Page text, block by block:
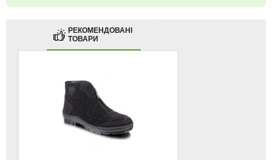
РЕКОМЕНДОВАНІ
ТОВАРИ